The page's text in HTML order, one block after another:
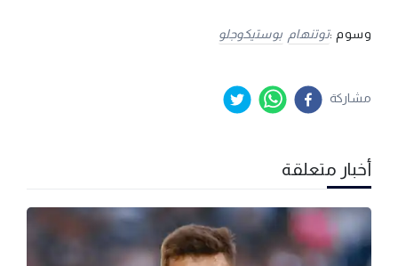
وسوم :توتنهام بوستيكوجلو
مشاركة
أخبار متعلقة